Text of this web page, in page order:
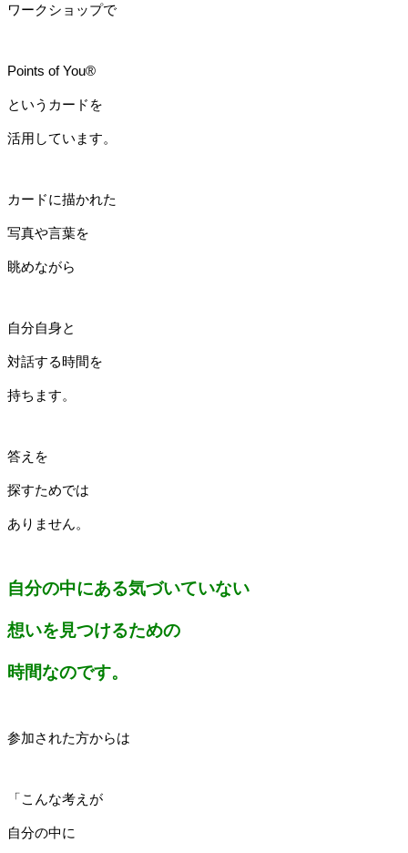
ワークショップで
Points of You®
というカードを
活用しています。
カードに描かれた
写真や言葉を
眺めながら
自分自身と
対話する時間を
持ちます。
答えを
探すためでは
ありません。
自分の中にある気づいていない
想いを見つけるための
時間なのです。
参加された方からは
「こんな考えが
自分の中に